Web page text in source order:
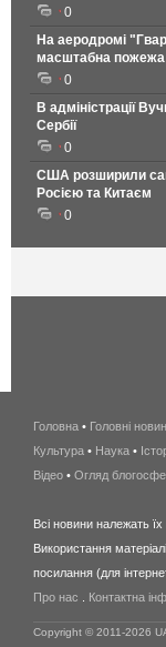
0
На аеродромі
масштабна пожежа
0
В адміністрації
Сербії
0
США розширили
Росією та Китаєм
0
Головна • Головні
Культура • Наука •
Відео • Огляд
Всі новини належать
Використання
посилання (для
Про нас
Контактна
Copyright © 2011-2026